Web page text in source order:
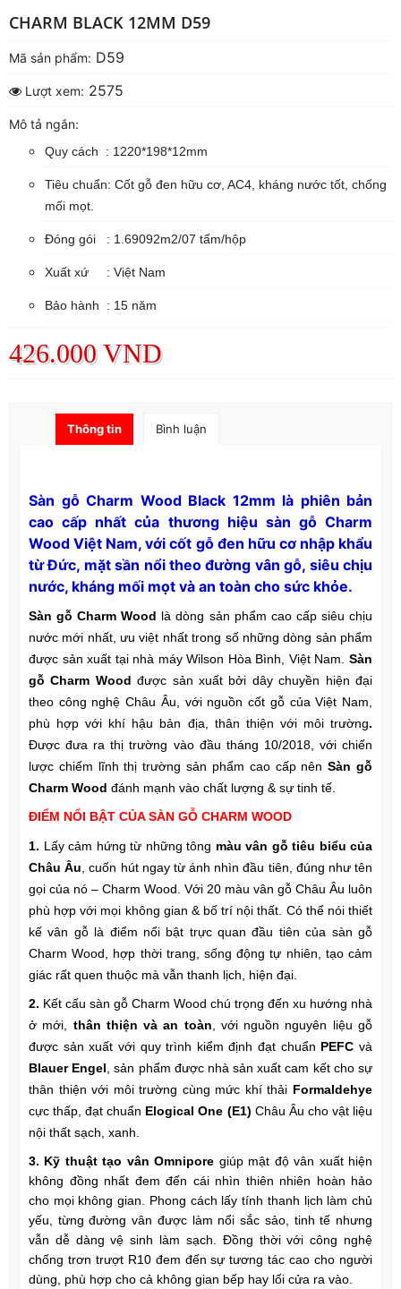
CHARM BLACK 12MM D59
Mã sản phẩm: D59
Lượt xem: 2575
Mô tả ngắn:
Quy cách : 1220*198*12mm
Tiêu chuẩn: Cốt gỗ đen hữu cơ, AC4, kháng nước tốt, chống
mối mọt.
Đóng gói : 1.69092m2/07 tấm/hộp
Xuất xứ : Việt Nam
Bảo hành : 15 năm
426.000 VND
Thông tin Bình luận
Sàn gỗ Charm Wood Black 12mm là phiên bản
cao cấp nhất của thương hiệu sàn gỗ Charm
Wood Việt Nam, với cốt gỗ đen hữu cơ nhập khẩu
từ Đức, mặt sần nổi theo đường vân gỗ, siêu chịu
nước, kháng mối mọt và an toàn cho sức khỏe.
Sàn gỗ Charm Wood là dòng sản phẩm cao cấp siêu chịu
nước mới nhất, ưu việt nhất trong số những dòng sản phẩm
được sản xuất tại nhà máy Wilson Hòa Bình, Việt Nam. Sàn
gỗ Charm Woodđược sản xuất bởi dây chuyền hiện đại
theo công nghệ Châu Âu, với nguồn cốt gỗ của Việt Nam,
phù hợp với khí hậu bản địa, thân thiện với môi trường.
Được đưa ra thị trường vào đầu tháng 10/2018, với chiến
lược chiếm lĩnh thị trường sản phẩm cao cấp nênSàn gỗ
Charm Wood đánh mạnh vào chất lượng & sự tinh tế.
ĐIỂM NỔI BẬT CỦA SÀN GỖ CHARM WOOD
1. Lấy cảm hứng từ những tông màu vân gỗ tiêu biểu của
Châu Âu, cuốn hút ngay từ ánh nhìn đầu tiên, đúng như tên
gọi của nó – Charm Wood. Với 20 màu vân gỗ Châu Âu luôn
phù hợp với mọi không gian & bố trí nội thất. Có thể nói thiết
kế vân gỗ là điểm nổi bật trực quan đầu tiên của sàn gỗ
Charm Wood, hợp thời trang, sống động tự nhiên, tạo cảm
giác rất quen thuộc mà vẫn thanh lịch, hiện đại.
2. Kết cấu sàn gỗ Charm Wood chú trọng đến xu hướng nhà
ở mới, thân thiện và an toàn, với nguồn nguyên liệu gỗ
được sản xuất với quy trình kiểm định đạt chuẩn PEFC và
Blauer Engel, sản phẩm được nhà sản xuất cam kết cho sự
thân thiện với môi trường cùng mức khí thải Formaldehye
cực thấp, đạt chuẩn Elogical One (E1) Châu Âu cho vật liệu
nội thất sạch, xanh.
3. Kỹ thuật tạo vânOmnipore giúp mật độ vân xuất hiện
không đồng nhất đem đến cái nhìn thiên nhiên hoàn hảo
cho mọi không gian. Phong cách lấy tính thanh lịch làm chủ
yếu, từng đường vân được làm nổi sắc sảo, tinh tế nhưng
vẫn dễ dàng vệ sinh làm sạch. Đồng thời với công nghệ
chống trơn trượt R10đem đến sự tương tác cao cho người
dùng, phù hợp cho cả không gian bếp hay lối cửa ra vào.